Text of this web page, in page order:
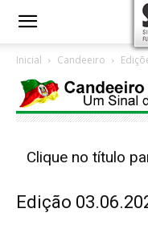
Inicial Candeeiro
Clique no título
Edição